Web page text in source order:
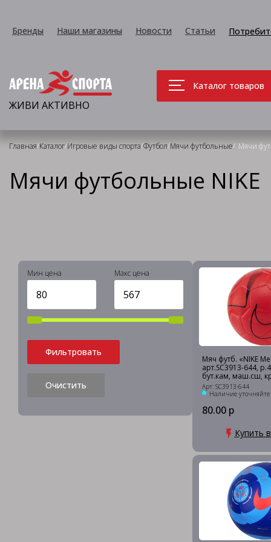
Бренды Наши магазины Новости Статьи
ЖИВИ АКТИВНО
Каталог товаров
Главная/Каталог/Игровые виды спорта/Футбол/Мячи футбольные/ Мячи
Мячи футбольные NIKE
Мин цена Макс цена
Фильтровать
Очистить
Мяч футб. «NIKE
арт.SC3913-644,
бут.кам, маш.сш,
Арт: SC3913-644
Наличие уточняйте
80.00 р
Купить